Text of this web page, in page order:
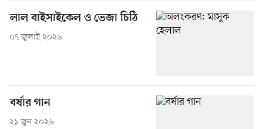
লাল বাইসাইকেল ও ভেজা চিঠি
০৭ জুলাই ২০২৬
বর্ষার গান
২১ জুন ২০২৬